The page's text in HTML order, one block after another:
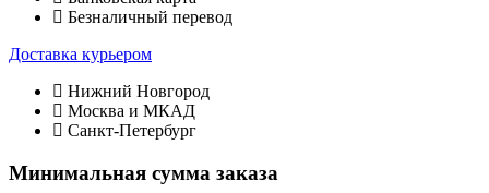
Безналичный перевод
Доставка курьером
Нижний Новгород
Москва и МКАД
Санкт-Петербург
Минимальная сумма заказа